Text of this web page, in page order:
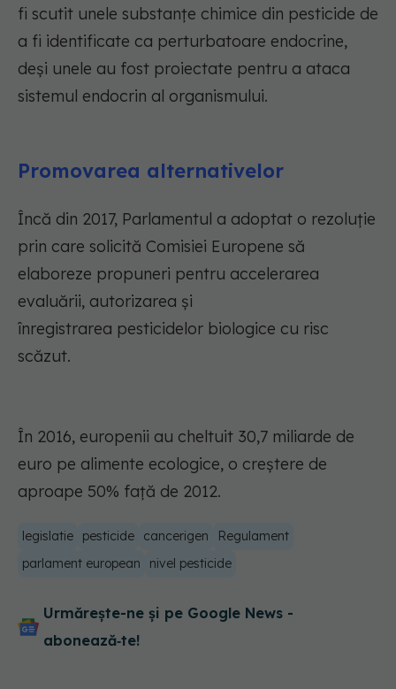
fi scutit unele substanțe chimice din pesticide de
a fi identificate ca perturbatoare endocrine,
deși unele au fost proiectate pentru a ataca
sistemul endocrin al organismului.
Promovarea alternativelor
Încă din 2017, Parlamentul a adoptat o rezoluție
prin care solicită Comisiei Europene să
elaboreze propuneri pentru accelerarea
evaluării, autorizarea și
înregistrarea pesticidelor biologice cu risc
scăzut.
În 2016, europenii au cheltuit 30,7 miliarde de
euro pe alimente ecologice, o creștere de
aproape 50% față de 2012.
legislatie pesticide cancerigen
Regulament
parlament european
nivel pesticide
Urmărește-ne și pe Google News -
abonează‑te!